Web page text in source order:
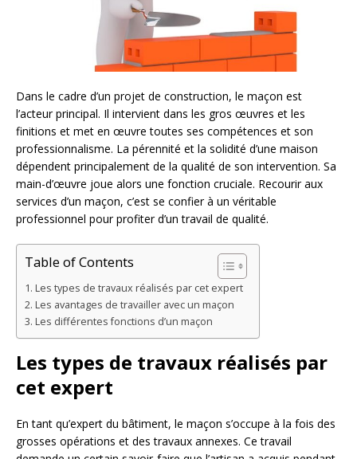
Dans le cadre d’un projet de construction, le maçon est
l’acteur principal. Il intervient dans les gros œuvres et les
finitions et met en œuvre toutes ses compétences et son
professionnalisme. La pérennité et la solidité d’une maison
dépendent principalement de la qualité de son intervention. Sa
main-d’œuvre joue alors une fonction cruciale. Recourir aux
services d’un maçon, c’est se confier à un véritable
professionnel pour profiter d’un travail de qualité.
Table of Contents
Les types de travaux réalisés par cet expert
Les avantages de travailler avec un maçon
Les différentes fonctions d’un maçon
Les types de travaux réalisés par
cet expert
En tant qu’expert du bâtiment, le maçon s’occupe à la fois des
grosses opérations et des travaux annexes. Ce travail